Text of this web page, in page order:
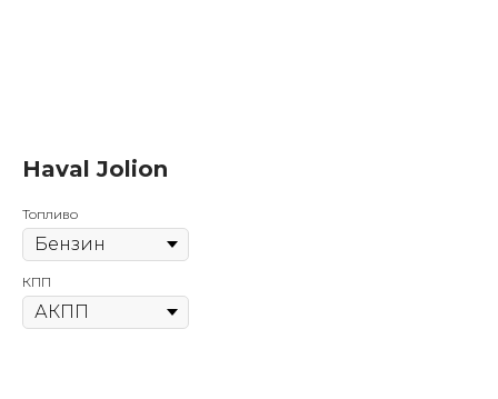
Haval Jolion
Топливо
КПП